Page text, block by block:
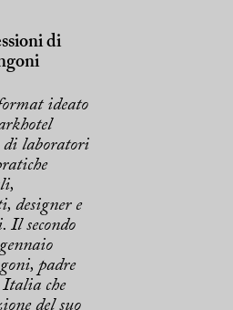
di
ideato
di laboratori
designer e
Il secondo
padre
che
del suo